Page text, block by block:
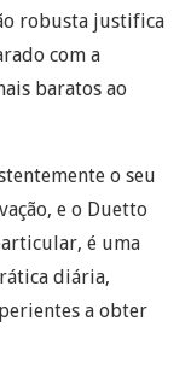
robusta justifica
com a
baratos ao
o seu
e o Duetto
é uma
diária,
a obter